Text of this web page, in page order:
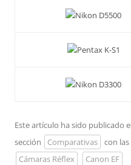
Este artículo ha sido publicado
sección
Comparativas con
Cámaras Réflex
Canon EF